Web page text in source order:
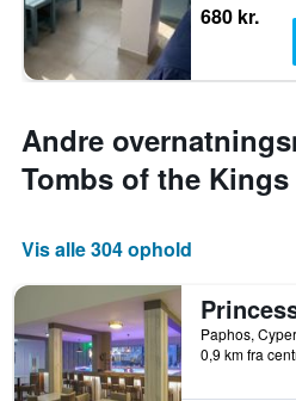
680 kr.
Andre
Tombs of the Kings
Vis alle 304 ophold
Paphos,
0,9 km fra